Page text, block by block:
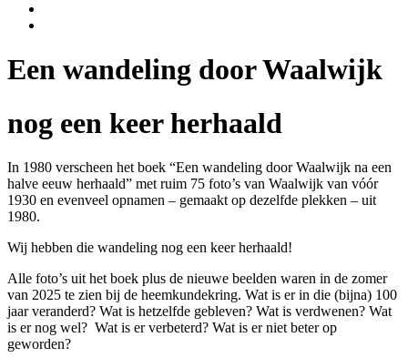
Een wandeling door Waalwijk
nog een keer herhaald
In 1980 verscheen het boek “Een wandeling door Waalwijk na een
halve eeuw herhaald” met ruim 75 foto’s van Waalwijk van vóór
1930 en evenveel opnamen – gemaakt op dezelfde plekken – uit
1980.
Wij hebben die wandeling nog een keer herhaald!
Alle foto’s uit het boek plus de nieuwe beelden waren in de zomer
van 2025 te zien bij de heemkundekring. Wat is er in die (bijna) 100
jaar veranderd? Wat is hetzelfde gebleven? Wat is verdwenen? Wat
is er nog wel? Wat is er verbeterd? Wat is er niet beter op
geworden?